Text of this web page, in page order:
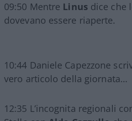
09:50 Mentre Linus dice che
dovevano essere riaperte.
10:44 Daniele Capezzone
vero articolo della giornata…
12:35 L’incognita regionali